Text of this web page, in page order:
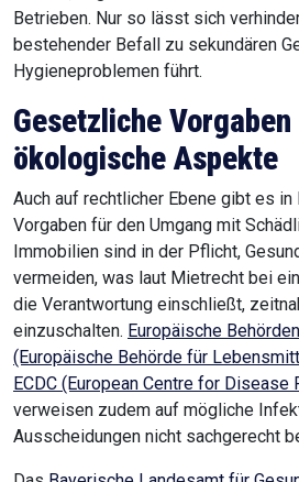
Betrieben. Nur so lässt sich
bestehender Befall zu sekundären
Hygieneproblemen führt.
Gesetzliche Vorgaben
ökologische Aspekte
Auch auf rechtlicher Ebene gibt es in
Vorgaben für den Umgang mit
Immobilien sind in der Pflicht,
vermeiden, was laut Mietrecht bei
die Verantwortung einschließt,
einzuschalten. Europäische
(Europäische Behörde für
ECDC (European Centre for Disease
verweisen zudem auf mögliche
Ausscheidungen nicht sachgerecht